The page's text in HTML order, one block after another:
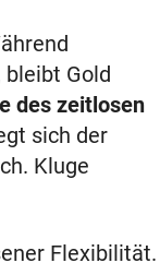
Gold
des zeitlosen
sich der
Kluge
Flexibilität.